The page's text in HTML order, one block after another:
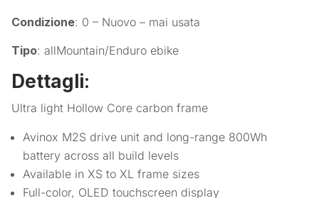
Condizione: 0 – Nuovo – mai usata
Tipo: allMountain/Enduro ebike
Dettagli:
Ultra light Hollow Core carbon frame
Avinox M2S drive unit and long-range 800Wh
battery across all build levels
Available in XS to XL frame sizes
Full-color, OLED touchscreen display